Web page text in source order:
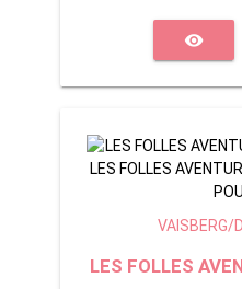
visibility
VAISBERG/
LES FOLLES